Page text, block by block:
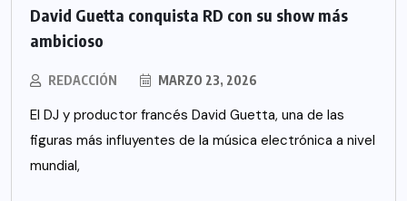
David Guetta conquista RD con su show más
ambicioso
REDACCIÓN MARZO 23, 2026
El DJ y productor francés David Guetta, una de las
figuras más influyentes de la música electrónica a nivel
mundial,